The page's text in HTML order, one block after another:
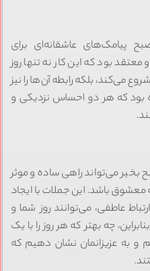
پیامک‌های عاشقانه‌ای برای
بود که این کار نه تنها روز
می‌کند، بلکه رابطه آن‌ها را نیز
بود که هر دو احساس نزدیکی و
بخیر می‌تواند راهی ساده و موثر
معشوق باشد. این جملات با ایجاد
عاطفی، می‌توانند روز شما و
چه بهتر که هر روز را با یک
و به عزیزانمان نشان دهیم که